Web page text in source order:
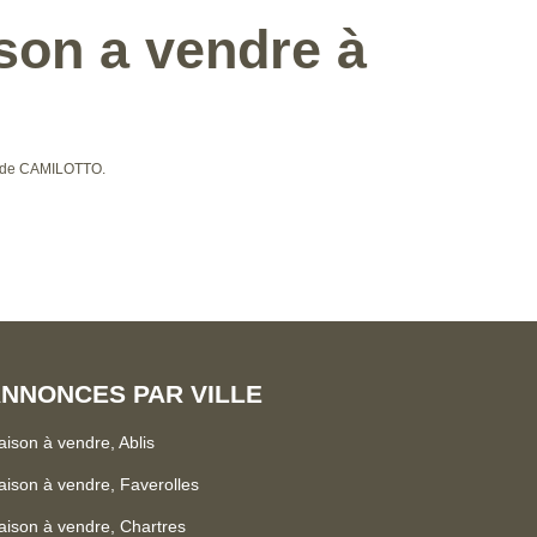
a vendre à
CAMILOTTO.
PAR VILLE
à vendre, Ablis
à vendre, Faverolles
à vendre, Chartres